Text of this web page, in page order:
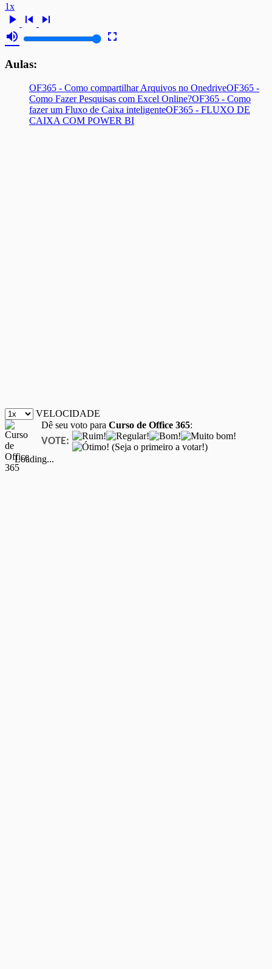
1x
play_arrow skip_previous
skip_next
volume_up
fullscreen
Aulas:
OF365 - Como compartilhar Arquivos no OnedriveOF365 -
Como Fazer Pesquisas com Excel Online?OF365 - Como
fazer um Fluxo de Caixa inteligenteOF365 - FLUXO DE
CAIXA COM POWER BI
VELOCIDADE
Dê seu voto para Curso de Office 365:
VOTE:
(Seja o primeiro a votar!)
Loading...